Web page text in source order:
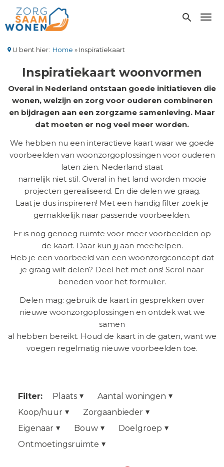
naar
de
gaan
search
U bent hier: Home Inspiratiekaart
Inspiratiekaart woonvormen
Overal in Nederland ontstaan goede initiatieven die
wonen, welzijn en zorg voor ouderen combineren
en bijdragen aan een zorgzame samenleving. Maar
dat moeten er nog veel meer worden.
We hebben nu een interactieve kaart waar we goede
voorbeelden van woonzorgoplossingen voor ouderen
laten zien. Nederland staat
namelijk niet stil. Overal in het land worden mooie
projecten gerealiseerd. En die delen we graag.
Laat je dus inspireren! Met een handig filter zoek je
gemakkelijk naar passende voorbeelden.
Er is nog genoeg ruimte voor meer voorbeelden op
de kaart. Daar kun jij aan meehelpen.
Heb je een voorbeeld van een woonzorgconcept dat
je graag wilt delen? Deel het met ons! Scrol naar
beneden voor het formulier.
Delen mag: gebruik de kaart in gesprekken over
nieuwe woonzorgoplossingen en ontdek wat we
samen
al hebben bereikt. Houd de kaart in de gaten, want we
voegen regelmatig nieuwe voorbeelden toe.